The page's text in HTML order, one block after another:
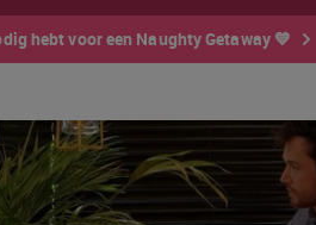
hebt voor een Naughty Getaway 💙